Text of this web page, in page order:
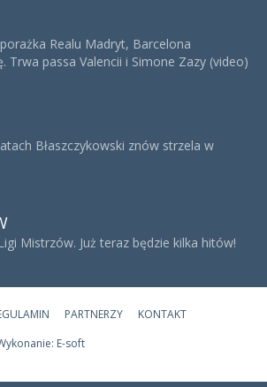
Realu Madryt, Barcelona
Trwa passa Valencii i Simone Zazy (video)
Błaszczykowski znów strzela w
Mistrzów. Już teraz będzie kilka hitów!
PARTNERZY
KONTAKT
E-soft